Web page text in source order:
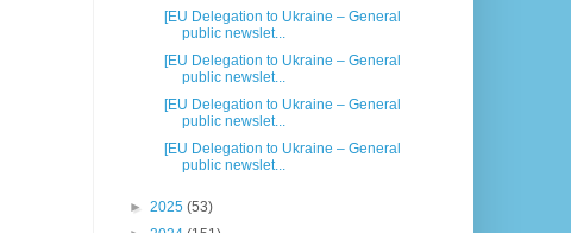
[EU Delegation to Ukraine – General
public newslet...
[EU Delegation to Ukraine – General
public newslet...
[EU Delegation to Ukraine – General
public newslet...
[EU Delegation to Ukraine – General
public newslet...
► 2025 (53)